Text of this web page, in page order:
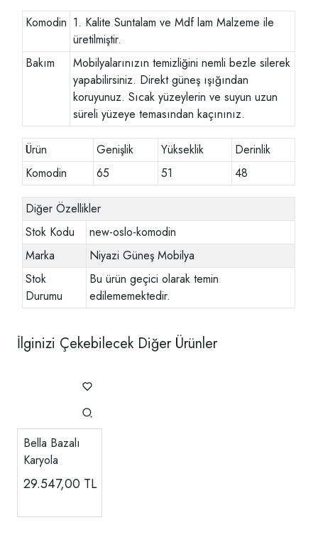
Komodin 1. Kalite Suntalam ve Mdf lam Malzeme ile
üretilmiştir.
Bakım
Mobilyalarınızın temizliğini nemli bezle silerek
yapabilirsiniz. Direkt güneş ışığından
koruyunuz. Sıcak yüzeylerin ve suyun uzun
süreli yüzeye temasından kaçınınız.
Ürün Genişlik Yükseklik
Derinlik
Komodin
65 51 48
Diğer Özellikler
Stok Kodu
new-oslo-komodin
Marka
Niyazi Güneş Mobilya
Stok
Durumu
Bu ürün geçici olarak temin
edilememektedir.
İlginizi Çekebilecek Diğer Ürünler
Bella Bazalı
Karyola
29.547,00 TL